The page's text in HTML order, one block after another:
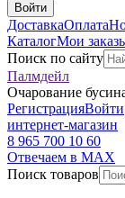
Войти
ДоставкаОплата
КаталогМои
Поиск по сайту
Палмдейл
Очарование
РегистрацияВойти
интернет-магазин
8 965 700 10 60
Отвечаем в MAX
Поиск товаров